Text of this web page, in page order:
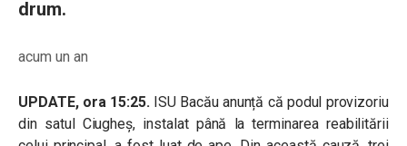
drum.
acum un an
UPDATE, ora 15:25.ISU Bacău anunță că podul provizoriu
din satul Ciugheș, instalat până la terminarea reabilitării